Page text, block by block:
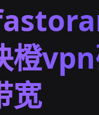
橙
宽